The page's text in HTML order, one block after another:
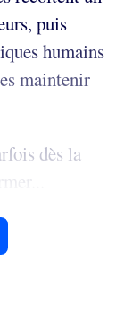
puis
humains
maintenir
dès la